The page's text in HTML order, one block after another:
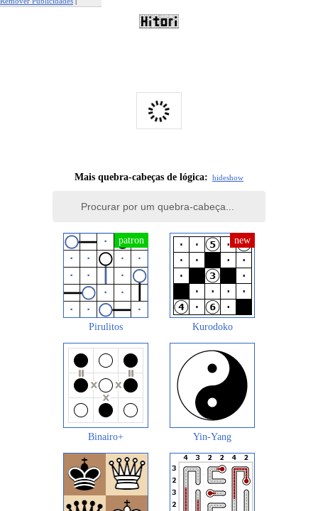
Mais quebra-cabeças de lógica: hideshow
Pirulitos Kurodoko
Binairo+ Yin-Yang